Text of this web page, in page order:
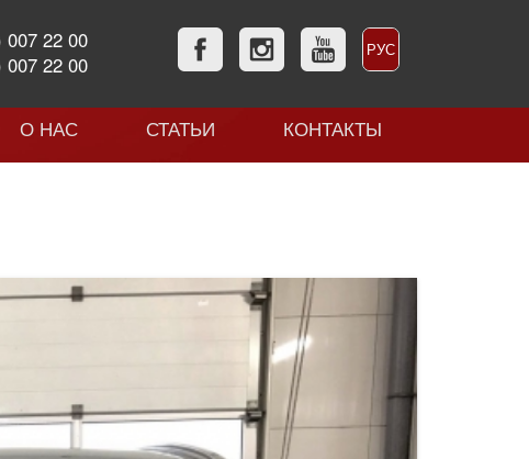
007 22 00
007 22 00
РУС
О НАС СТАТЬИ КОНТАКТЫ